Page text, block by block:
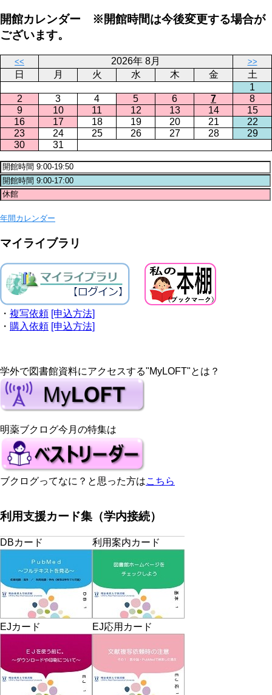
開館カレンダー ※開館時間は今後変更する場合が
ございます。
<< 2026年 8月 >>
日 月 火 水 木 金
土
1
2
3 4 5 6 7
8
9
10 11 12 13 14
15
16
17 18 19 20 21
22
23
24 25 26 27 28
29
30
31
年間カレンダー
マイライブラリ
・ 複写依頼 [申込方法]
・ 購入依頼 [申込方法]
学外で図書館資料にアクセスする"MyLOFT"とは？
明薬ブクログ今月の特集は
ブクログってなに？と思った方はこちら
利用支援カード集（学内接続）
DBカード 利用案内カード
EJカード EJ応用カード